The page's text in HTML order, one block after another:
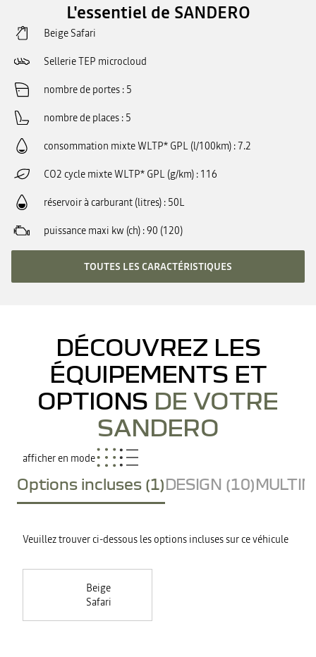
L'essentiel de SANDERO
Beige Safari
Sellerie TEP microcloud
nombre de portes 5
nombre de places 5
consommation mixte WLTP* GPL (l/100km) 7.2
CO2 cycle mixte WLTP* GPL (g/km) 116
réservoir à carburant (litres) 50L
puissance maxi kw (ch) 90 (120)
TOUTES LES CARACTÉRISTIQUES
DÉCOUVREZ LES
ÉQUIPEMENTS ET
OPTIONS DE VOTRE
SANDERO
afficher en mode
Options incluses (1)DESIGN (10)
Veuillez trouver ci-dessous les options incluses sur ce véhicule
Beige
Safari